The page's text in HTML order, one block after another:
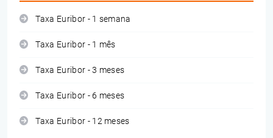
Taxa Euribor - 1 semana
Taxa Euribor - 1 mês
Taxa Euribor - 3 meses
Taxa Euribor - 6 meses
Taxa Euribor - 12 meses